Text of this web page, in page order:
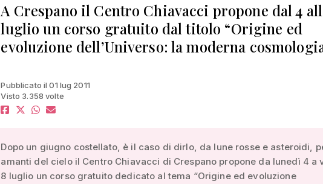
A Crespano il Centro Chiavacci propone dal 4
luglio un corso gratuito dal titolo “Origine ed
evoluzione dell’Universo: la moderna
Pubblicato il 01 lug 2011
Visto 3.358 volte
Dopo un giugno costellato, è il caso di dirlo, da lune rosse e asteroidi,
amanti del cielo il Centro Chiavacci di Crespano propone da lunedì 4 a
8 luglio un corso gratuito dedicato al tema “Origine ed evoluzione